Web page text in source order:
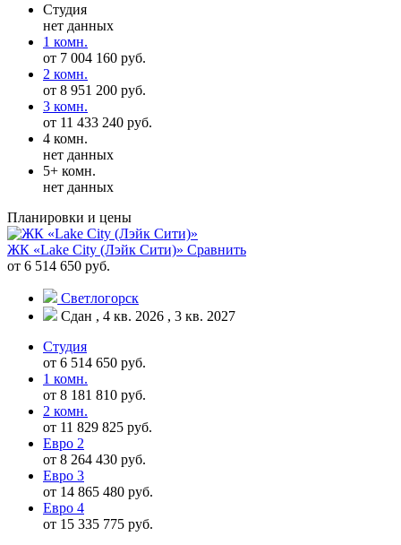
Студия
нет данных
1 комн.
от 7 004 160 руб.
2 комн.
от 8 951 200 руб.
3 комн.
от 11 433 240 руб.
4 комн.
нет данных
5+ комн.
нет данных
Планировки и цены
ЖК «Lake City (Лэйк Сити)» Сравнить
от 6 514 650 руб.
Светлогорск
Сдан , 4 кв. 2026 , 3 кв. 2027
Студия
от 6 514 650 руб.
1 комн.
от 8 181 810 руб.
2 комн.
от 11 829 825 руб.
Евро 2
от 8 264 430 руб.
Евро 3
от 14 865 480 руб.
Евро 4
от 15 335 775 руб.